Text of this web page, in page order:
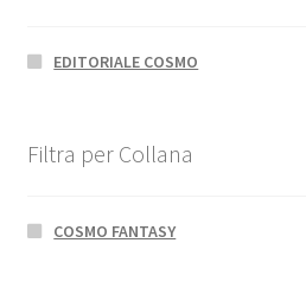
EDITORIALE COSMO
Filtra per Collana
COSMO FANTASY